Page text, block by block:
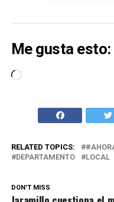
Me gusta esto:
Cargando...
RELATED TOPICS:
DEPARTAMENTO
LOCAL
DON'T MISS